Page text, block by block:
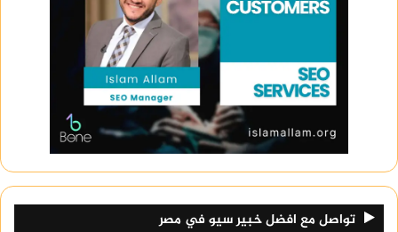
تواصل مع افضل خبير سيو في مصر